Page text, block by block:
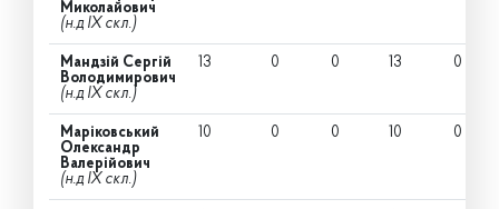
Миколайович
(н.д IX скл.)
Мандзій Сергій
Володимирович
(н.д IX скл.)
13 0 0 13 0
Маріковський
Олександр
Валерійович
(н.д IX скл.)
10 0 0 10 0